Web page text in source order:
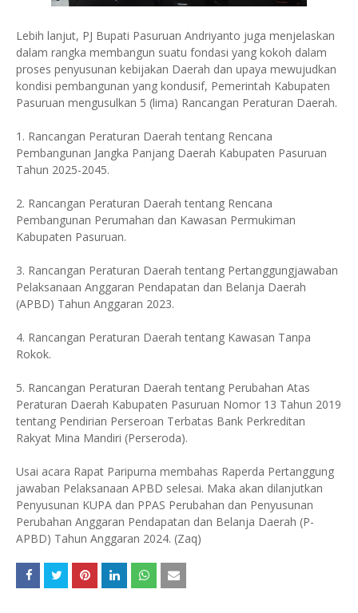
Lebih lanjut, PJ Bupati Pasuruan Andriyanto juga menjelaskan
dalam rangka membangun suatu fondasi yang kokoh dalam
proses penyusunan kebijakan Daerah dan upaya mewujudkan
kondisi pembangunan yang kondusif, Pemerintah Kabupaten
Pasuruan mengusulkan 5 (lima) Rancangan Peraturan Daerah.
1. Rancangan Peraturan Daerah tentang Rencana
Pembangunan Jangka Panjang Daerah Kabupaten Pasuruan
Tahun 2025-2045.
2. Rancangan Peraturan Daerah tentang Rencana
Pembangunan Perumahan dan Kawasan Permukiman
Kabupaten Pasuruan.
3. Rancangan Peraturan Daerah tentang Pertanggungjawaban
Pelaksanaan Anggaran Pendapatan dan Belanja Daerah
(APBD) Tahun Anggaran 2023.
4. Rancangan Peraturan Daerah tentang Kawasan Tanpa
Rokok.
5. Rancangan Peraturan Daerah tentang Perubahan Atas
Peraturan Daerah Kabupaten Pasuruan Nomor 13 Tahun 2019
tentang Pendirian Perseroan Terbatas Bank Perkreditan
Rakyat Mina Mandiri (Perseroda).
Usai acara Rapat Paripurna membahas Raperda Pertanggung
jawaban Pelaksanaan APBD selesai. Maka akan dilanjutkan
Penyusunan KUPA dan PPAS Perubahan dan Penyusunan
Perubahan Anggaran Pendapatan dan Belanja Daerah (P-
APBD) Tahun Anggaran 2024. (Zaq)